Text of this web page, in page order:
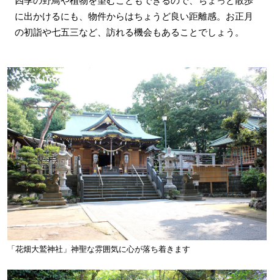
に出かけるにも、物件からはちょうど良い距離感。お正月
の初詣や七五三など、訪れる機会もあることでしょう。
「花畑大鷲神社」神聖な雰囲気に心が落ち着きます